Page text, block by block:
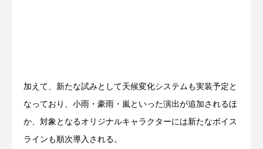
加えて、新たな試みとして天候変化システムも実装予定と
なっており、小雨・豪雨・嵐といった演出が追加されるほ
か、対象となるオリジナルキャラクターには新たなボイス
ラインも順次導入される。